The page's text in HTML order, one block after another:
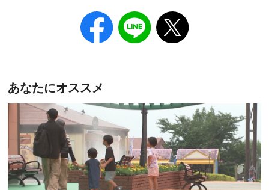
あなたにオススメ